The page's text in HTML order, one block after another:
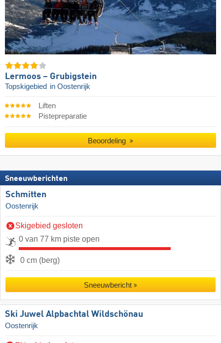
Lermoos – Grubigstein
Topskigebied in Oostenrijk
Liften
Pistepreparatie
Beoordeling
Sneeuwberichten
Schmitten
Oostenrijk
Skigebied gesloten
0 van 77 km piste open
0 cm (berg)
Sneeuwbericht
Ski Juwel Alpbachtal Wildschönau
Oostenrijk